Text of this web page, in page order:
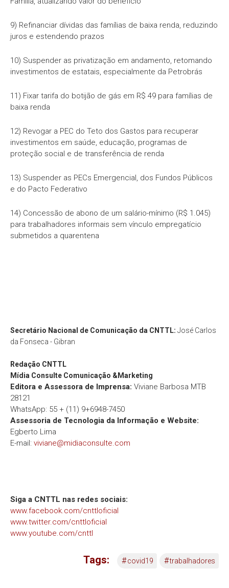
9) Refinanciar dívidas das famílias de baixa renda, reduzindo
juros e estendendo prazos
10) Suspender as privatização em andamento, retomando
investimentos de estatais, especialmente da Petrobrás
11) Fixar tarifa do botijão de gás em R$ 49 para famílias de
baixa renda
12) Revogar a PEC do Teto dos Gastos para recuperar
investimentos em saúde, educação, programas de
proteção social e de transferência de renda
13) Suspender as PECs Emergencial, dos Fundos Públicos
e do Pacto Federativo
14) Concessão de abono de um salário-mínimo (R$ 1.045)
para trabalhadores informais sem vínculo empregatício
submetidos a quarentena
Secretário Nacional de Comunicação da CNTTL: José Carlos
da Fonseca - Gibran
Redação CNTTL
Mídia Consulte Comunicação &Marketing
Editora e Assessora de Imprensa: Viviane Barbosa MTB
28121
WhatsApp: 55 + (11) 9+6948-7450
Assessoria de Tecnologia da Informação e Website:
Egberto Lima
E-mail: viviane@midiaconsulte.com
Siga a CNTTL nas redes sociais:
www.facebook.com/cnttloficial
www.twitter.com/cnttloficial
www.youtube.com/cnttl
Tags: #covid19 #trabalhadores